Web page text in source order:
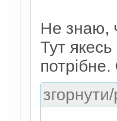
Не знаю,
Тут